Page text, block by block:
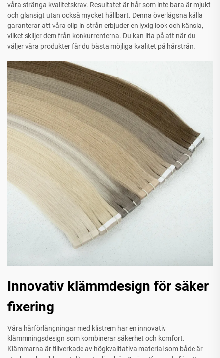
våra stränga kvalitetskrav. Resultatet är hår som inte bara är mjukt
och glansigt utan också mycket hållbart. Denna överlägsna källa
garanterar att våra clip in-strån erbjuder en lyxig look och känsla,
vilket skiljer dem från konkurrenterna. Du kan lita på att när du
väljer våra produkter får du bästa möjliga kvalitet på hårstrån.
Innovativ klämmdesign för säker
fixering
Våra hårförlängningar med klistrem har en innovativ
klämmningsdesign som kombinerar säkerhet och komfort.
Klämmarna är tillverkade av högkvalitativa material som både är